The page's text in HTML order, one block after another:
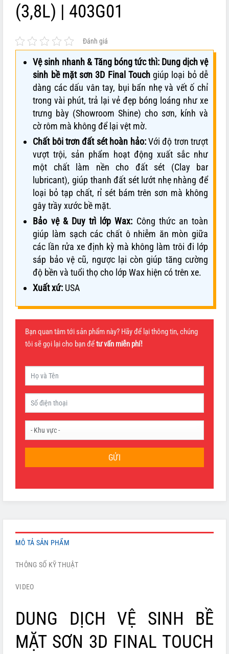
(3,8L) | 403G01
Đánh giá
Vệ sinh nhanh & Tăng bóng tức thì: Dung dịch vệ
sinh bề mặt sơn 3D Final Touchgiúp loại bỏ dễ
dàng các dấu vân tay, bụi bẩn nhẹ và vết ố chỉ
trong vài phút, trả lại vẻ đẹp bóng loáng như xe
trưng bày (Showroom Shine) cho sơn, kính và
cờ rôm mà không để lại vệt mờ.
Chất bôi trơn đất sét hoàn hảo:Với độ trơn trượt
vượt trội, sản phẩm hoạt động xuất sắc như
một chất làm nền cho đất sét (Clay bar
lubricant), giúp thanh đất sét lướt nhẹ nhàng để
loại bỏ tạp chất, rỉ sét bám trên sơn mà không
gây trầy xước bề mặt.
Bảo vệ & Duy trì lớp Wax: Công thức an toàn
giúp làm sạch các chất ô nhiễm ăn mòn giữa
các lần rửa xe định kỳ mà không làm trôi đi lớp
sáp bảo vệ cũ, ngược lại còn giúp tăng cường
độ bền và tuổi thọ cho lớp Wax hiện có trên xe.
Xuất xứ: USA
Bạn quan tâm tới sản phẩm này? Hãy để lại thông tin, chúng
tôi sẽ gọi lại cho bạn đểtư vấn miễn phí!
GỬI
MÔ TẢ SẢN PHẨM
THÔNG SỐ KỸ THUẬT
VIDEO
DUNG DỊCH VỆ SINH BỀ
MẶT SƠN 3D FINAL TOUCH